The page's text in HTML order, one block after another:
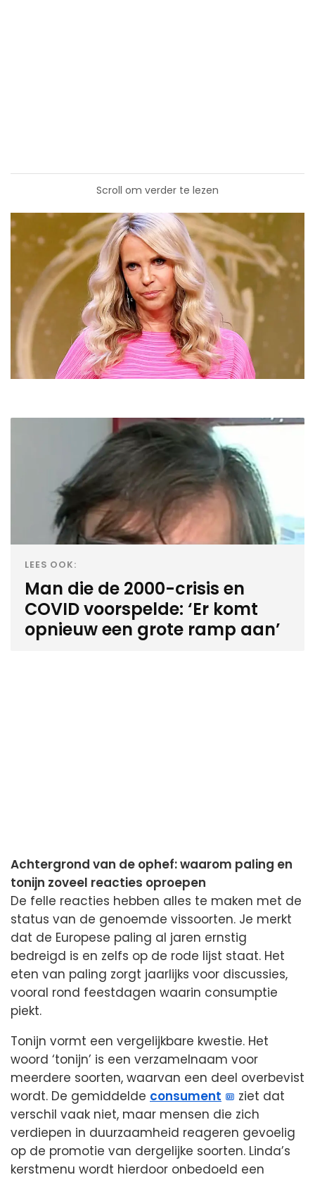
Scroll om verder te lezen
LEES OOK:
Man die de 2000-crisis en
COVID voorspelde: ‘Er komt
opnieuw een grote ramp aan’
Achtergrond van de ophef: waarom paling en
tonijn zoveel reacties oproepen
De felle reacties hebben alles te maken met de
status van de genoemde vissoorten. Je merkt
dat de Europese paling al jaren ernstig
bedreigd is en zelfs op de rode lijst staat. Het
eten van paling zorgt jaarlijks voor discussies,
vooral rond feestdagen waarin consumptie
piekt.
Tonijn vormt een vergelijkbare kwestie. Het
woord ‘tonijn’ is een verzamelnaam voor
meerdere soorten, waarvan een deel overbevist
wordt. De gemiddelde consument
ziet dat
verschil vaak niet, maar mensen die zich
verdiepen in duurzaamheid reageren gevoelig
op de promotie van dergelijke soorten. Linda’s
kerstmenu wordt hierdoor onbedoeld een